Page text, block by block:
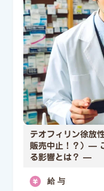
テオフィリン徐放
販売中止！？）—
る影響とは？ —
給 与